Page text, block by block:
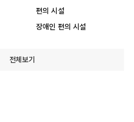
편의 시설
장애인 편의 시설
전체보기